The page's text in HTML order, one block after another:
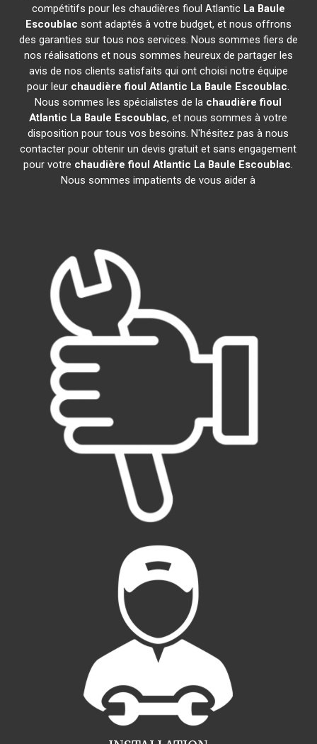
compétitifs pour les chaudières fioul Atlantic La Baule
Escoublac sont adaptés à votre budget, et nous offrons
des garanties sur tous nos services. Nous sommes fiers de
nos réalisations et nous sommes heureux de partager les
avis de nos clients satisfaits qui ont choisi notre équipe
pour leur chaudière fioul Atlantic La Baule Escoublac.
Nous sommes les spécialistes de la chaudière fioul
Atlantic La Baule Escoublac, et nous sommes à votre
disposition pour tous vos besoins. N'hésitez pas à nous
contacter pour obtenir un devis gratuit et sans engagement
pour votre chaudière fioul Atlantic La Baule Escoublac.
Nous sommes impatients de vous aider à